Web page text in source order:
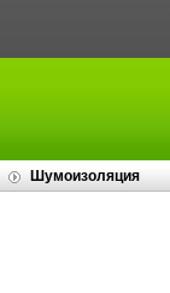
Шумоизоляция